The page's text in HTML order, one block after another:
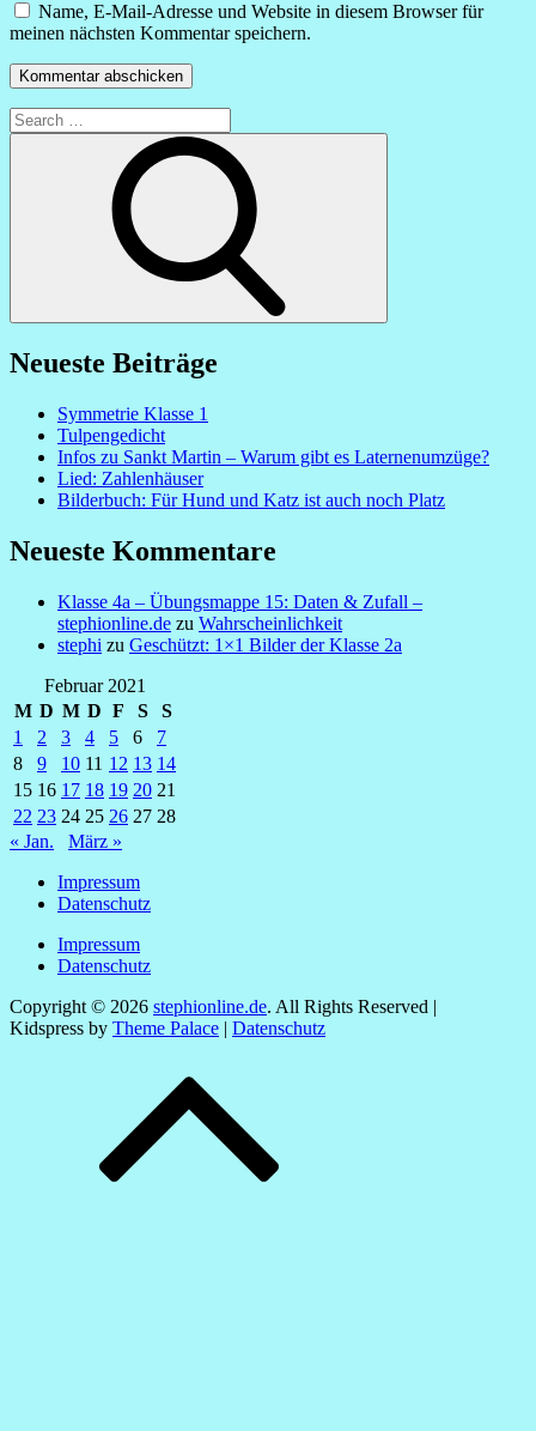
Name, E-Mail-Adresse und Website in diesem Browser für
meinen nächsten Kommentar speichern.
Search
for:
Neueste Beiträge
Symmetrie Klasse 1
Tulpengedicht
Infos zu Sankt Martin – Warum gibt es Laternenumzüge?
Lied: Zahlenhäuser
Bilderbuch: Für Hund und Katz ist auch noch Platz
Neueste Kommentare
Klasse 4a – Übungsmappe 15: Daten & Zufall –
stephionline.de zu Wahrscheinlichkeit
stephi zu Geschützt: 1×1 Bilder der Klasse 2a
Februar 2021
M D M D F S
S
1
2 3 4 5 6
7
8
9 10 11 12 13 14
15 16 17 18 19 20 21
22 23 24 25 26 27 28
« Jan.
März »
Impressum
Datenschutz
Impressum
Datenschutz
Copyright © 2026 stephionline.de. All Rights Reserved |
Kidspress by Theme Palace | Datenschutz